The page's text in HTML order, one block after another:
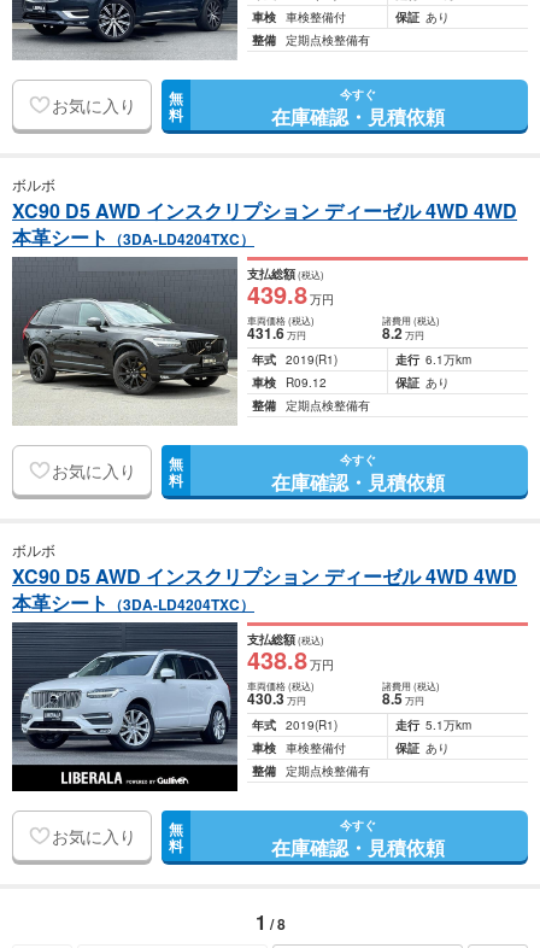
車検 車検整備付 保証 あり
整備 定期点検整備有
お気に入り 無
料
今すぐ
在庫確認・見積依頼
ボルボ
XC90 D5 AWD インスクリプション ディーゼル 4WD 4WD
本革シート （3DA-LD4204TXC）
支払総額(税込)
439.8万円
車両価格(税込)
431.6万円
諸費用 (税込)
8.2 万円
年式 2019(R1) 走行 6.1万km
車検
R09.12 保証 あり
整備 定期点検整備有
お気に入り 無
料
今すぐ
在庫確認・見積依頼
ボルボ
XC90 D5 AWD インスクリプション ディーゼル 4WD 4WD
本革シート （3DA-LD4204TXC）
支払総額(税込)
438.8万円
車両価格(税込)
430.3万円
諸費用 (税込)
8.5 万円
年式 2019(R1) 走行 5.1万km
車検 車検整備付 保証 あり
整備 定期点検整備有
お気に入り 無
料
今すぐ
在庫確認・見積依頼
1 / 8